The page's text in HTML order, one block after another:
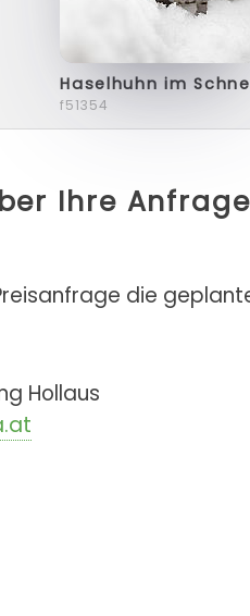
Haselhuhn im
f51354
Ihre
die
Hollaus